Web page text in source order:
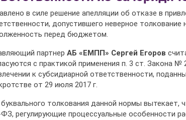
в силе решение апелляции об отказе в
допустившего неверное толкование
перед бюджетом.
партнер АБ «ЕМПП» Сергей Егоров
с практикой применения п. 3 ст. Закона
к субсидиарной ответственности,
от 29 июля 2017 г.
толкования данной нормы
регулирующие процессуальные особенности